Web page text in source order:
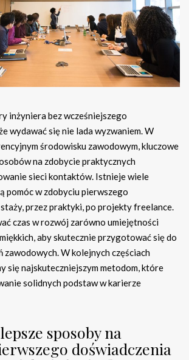
inżyniera bez wcześniejszego
wydawać się nie lada wyzwaniem. W
środowisku zawodowym, kluczowe
na zdobycie praktycznych
sieci kontaktów. Istnieje wiele
pomóc w zdobyciu pierwszego
przez praktyki, po projekty freelance.
czas w rozwój zarówno umiejętności
aby skutecznie przygotować się do
zawodowych. W kolejnych częściach
się najskuteczniejszym metodom, które
solidnych podstaw w karierze
sposoby na
doświadczenia